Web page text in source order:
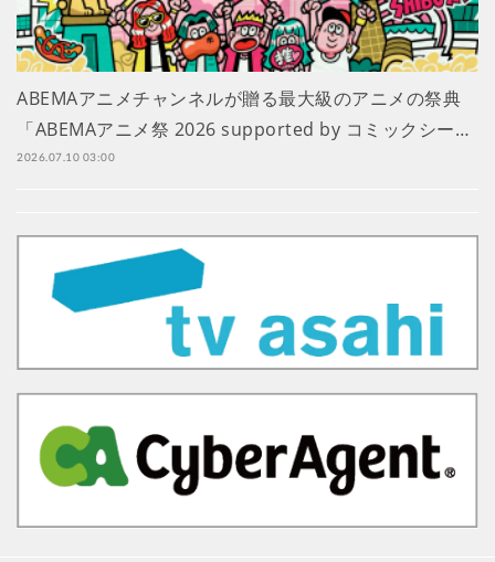
ABEMAアニメチャンネルが贈る最大級のアニメの祭典
「ABEMAアニメ祭 2026 supported by コミックシー…
2026.07.10 03:00